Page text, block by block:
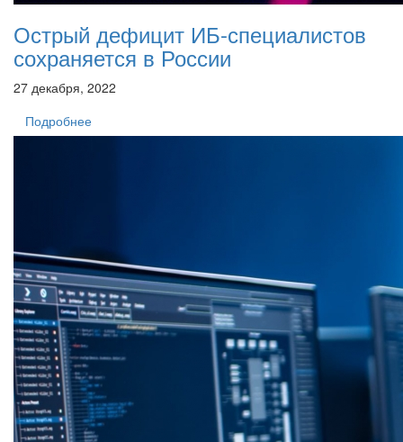
Острый дефицит ИБ-специалистов
сохраняется в России
27 декабря, 2022
Подробнее